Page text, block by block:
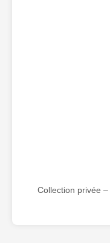
Collection privée